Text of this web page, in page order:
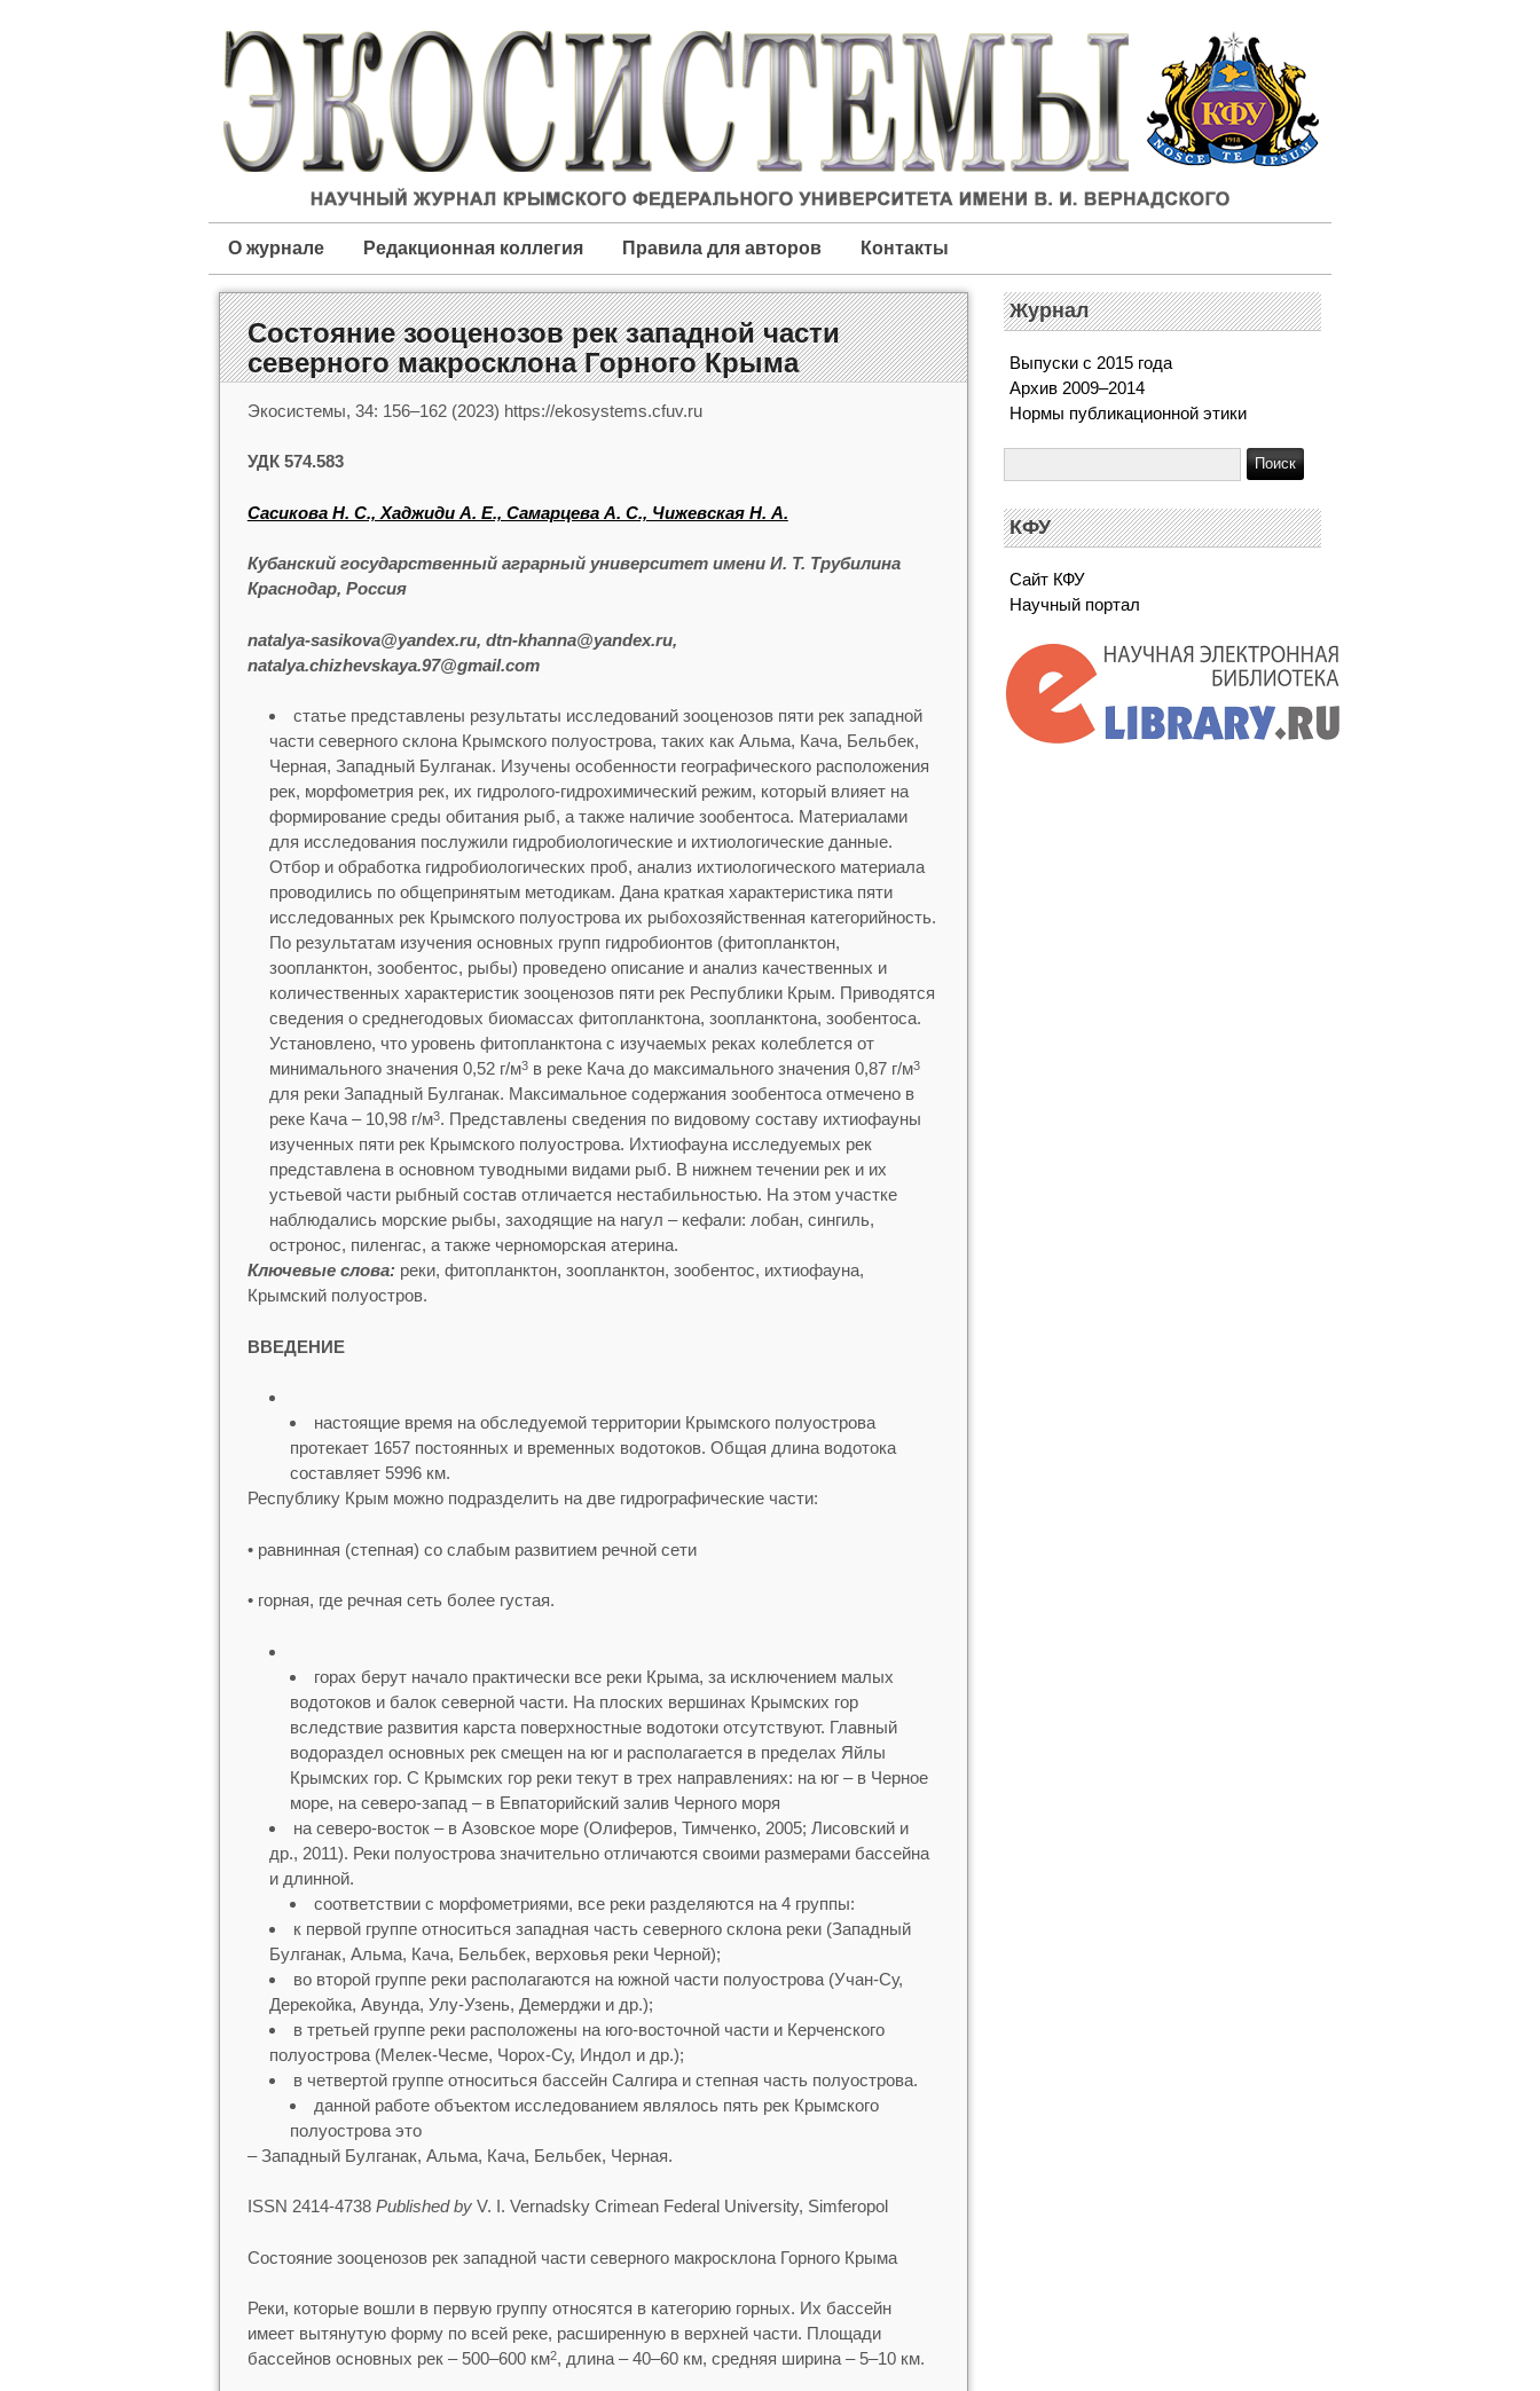
О журнале Редакционная коллегия Правила для авторов Контакты
Состояние зооценозов рек западной части
северного макросклона Горного Крыма
Экосистемы, 34: 156–162 (2023) https://ekosystems.cfuv.ru
УДК 574.583
Сасикова Н. С., Хаджиди А. Е., Самарцева А. С., Чижевская Н. А.
Кубанский государственный аграрный университет имени И. Т. Трубилина
Краснодар, Россия
natalya-sasikova@yandex.ru, dtn-khanna@yandex.ru,
natalya.chizhevskaya.97@gmail.com
статье представлены результаты исследований зооценозов пяти рек западной
части северного склона Крымского полуострова, таких как Альма, Кача, Бельбек,
Черная, Западный Булганак. Изучены особенности географического расположения
рек, морфометрия рек, их гидролого-гидрохимический режим, который влияет на
формирование среды обитания рыб, а также наличие зообентоса. Материалами
для исследования послужили гидробиологические и ихтиологические данные.
Отбор и обработка гидробиологических проб, анализ ихтиологического материала
проводились по общепринятым методикам. Дана краткая характеристика пяти
исследованных рек Крымского полуострова их рыбохозяйственная категорийность.
По результатам изучения основных групп гидробионтов (фитопланктон,
зоопланктон, зообентос, рыбы) проведено описание и анализ качественных и
количественных характеристик зооценозов пяти рек Республики Крым. Приводятся
сведения о среднегодовых биомассах фитопланктона, зоопланктона, зообентоса.
Установлено, что уровень фитопланктона с изучаемых реках колеблется от
минимального значения 0,52 г/м3в реке Кача до максимального значения 0,87 г/м3
для реки Западный Булганак. Максимальное содержания зообентоса отмечено в
реке Кача – 10,98 г/м3. Представлены сведения по видовому составу ихтиофауны
изученных пяти рек Крымского полуострова. Ихтиофауна исследуемых рек
представлена в основном туводными видами рыб. В нижнем течении рек и их
устьевой части рыбный состав отличается нестабильностью. На этом участке
наблюдались морские рыбы, заходящие на нагул – кефали: лобан, сингиль,
остронос, пиленгас, а также черноморская атерина.
Ключевые слова: реки, фитопланктон, зоопланктон, зообентос, ихтиофауна,
Крымский полуостров.
ВВЕДЕНИЕ
настоящие время на обследуемой территории Крымского полуострова
протекает 1657 постоянных и временных водотоков. Общая длина водотока
составляет 5996 км.
Республику Крым можно подразделить на две гидрографические части:
• равнинная (степная) со слабым развитием речной сети
• горная, где речная сеть более густая.
горах берут начало практически все реки Крыма, за исключением малых
водотоков и балок северной части. На плоских вершинах Крымских гор
вследствие развития карста поверхностные водотоки отсутствуют. Главный
водораздел основных рек смещен на юг и располагается в пределах Яйлы
Крымских гор. С Крымских гор реки текут в трех направлениях: на юг – в Черное
море, на северо-запад – в Евпаторийский залив Черного моря
на северо-восток – в Азовское море (Олиферов, Тимченко, 2005; Лисовский и
др., 2011). Реки полуострова значительно отличаются своими размерами бассейна
и длинной.
соответствии с морфометриями, все реки разделяются на 4 группы:
к первой группе относиться западная часть северного склона реки (Западный
Булганак, Альма, Кача, Бельбек, верховья реки Черной);
во второй группе реки располагаются на южной части полуострова (Учан-Су,
Дерекойка, Авунда, Улу-Узень, Демерджи и др.);
в третьей группе реки расположены на юго-восточной части и Керченского
полуострова (Мелек-Чесме, Чорох-Су, Индол и др.);
в четвертой группе относиться бассейн Салгира и степная часть полуострова.
данной работе объектом исследованием являлось пять рек Крымского
полуострова это
– Западный Булганак, Альма, Кача, Бельбек, Черная.
ISSN 2414-4738 Published byV. I. Vernadsky Crimean Federal University, Simferopol
Состояние зооценозов рек западной части северного макросклона Горного Крыма
Реки, которые вошли в первую группу относятся в категорию горных. Их бассейн
имеет вытянутую форму по всей реке, расширенную в верхней части. Площади
бассейнов основных рек – 500–600 км2, длина – 40–60 км, средняя ширина – 5–10 км.
Журнал
Выпуски с 2015 года
Архив 2009–2014
Нормы публикационной этики
КФУ
Сайт КФУ
Научный портал